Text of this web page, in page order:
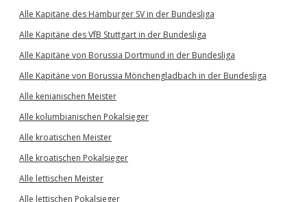
Alle Kapitäne des Hamburger SV in der Bundesliga
Alle Kapitäne des VfB Stuttgart in der Bundesliga
Alle Kapitäne von Borussia Dortmund in der Bundesliga
Alle Kapitäne von Borussia Mönchengladbach in der Bundesliga
Alle kenianischen Meister
Alle kolumbianischen Pokalsieger
Alle kroatischen Meister
Alle kroatischen Pokalsieger
Alle lettischen Meister
Alle lettischen Pokalsieger